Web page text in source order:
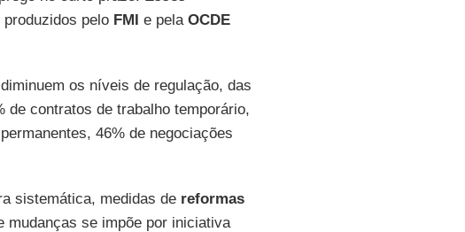
pelo FMI e pela OCDE
os níveis de regulação, das
de contratos de trabalho temporário,
46% de negociações
sistemática, medidas de reformas
mudanças se impõe por iniciativa